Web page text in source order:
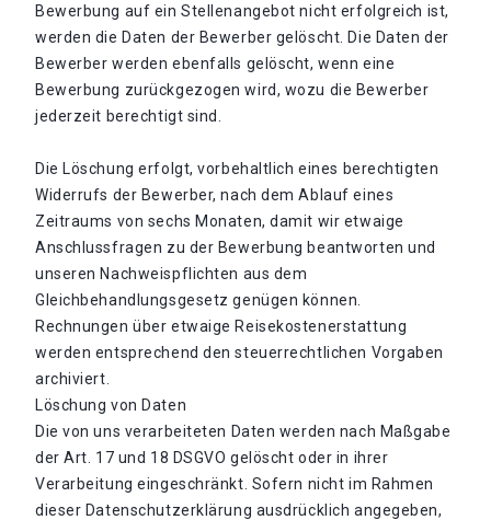
Bewerbung auf ein Stellenangebot nicht erfolgreich ist,
werden die Daten der Bewerber gelöscht. Die Daten der
Bewerber werden ebenfalls gelöscht, wenn eine
Bewerbung zurückgezogen wird, wozu die Bewerber
jederzeit berechtigt sind.
Die Löschung erfolgt, vorbehaltlich eines berechtigten
Widerrufs der Bewerber, nach dem Ablauf eines
Zeitraums von sechs Monaten, damit wir etwaige
Anschlussfragen zu der Bewerbung beantworten und
unseren Nachweispflichten aus dem
Gleichbehandlungsgesetz genügen können.
Rechnungen über etwaige Reisekostenerstattung
werden entsprechend den steuerrechtlichen Vorgaben
archiviert.
Löschung von Daten
Die von uns verarbeiteten Daten werden nach Maßgabe
der Art. 17 und 18 DSGVO gelöscht oder in ihrer
Verarbeitung eingeschränkt. Sofern nicht im Rahmen
dieser Datenschutzerklärung ausdrücklich angegeben,